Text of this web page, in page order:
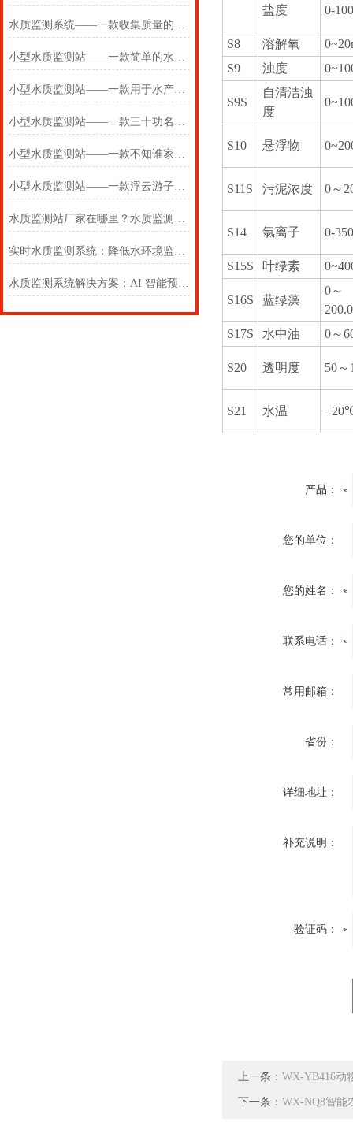
水质监测系统——一款收集质量的在线水质监测系统2025(万象推送)
小型水质监测站——一款简单的水质监测系统 2025(万象推送)
小型水质监测站——一款用于水产养殖的水质监测系统2024万象环境
小型水质监测站——一款三十功名尘与土的水质监测系统2024万象环境
小型水质监测站——一款不知谁家子的水质监测系统2024万象环境
小型水质监测站——一款浮云游子意的水质监测系统 2024万象环境
水质监测站厂家在哪里？水质监测系统-地表水监测设备2024（全国+包邮）
实时水质监测系统：降低水环境监测管理成本
水质监测系统解决方案：AI 智能预警，构建污染防控闭环体系
盐度 0-
S8 溶解氧
S9
浊度
S9S
自清洁浊
度
S10 悬浮物
S11S 污泥浓度 0～
S14 氯离子 0-
S15S 叶绿素
S16S 蓝绿藻
0～
S17S
水中油 0～
S20 透明度 50～
S21 水温
产品：
您的单位：
您的姓名：
联系电话：
常用邮箱：
省份：
详细地址：
补充说明：
验证码：
上一条： WX-YB416动
下一条： WX-NQ8智能